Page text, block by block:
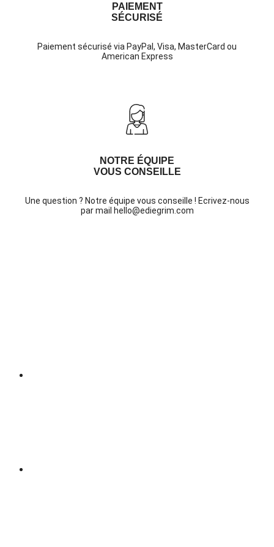
PAIEMENT
SÉCURISÉ
Paiement sécurisé via PayPal, Visa, MasterCard ou
American Express
NOTRE ÉQUIPE
VOUS CONSEILLE
Une question ? Notre équipe vous conseille ! Ecrivez-nous
par mail hello@ediegrim.com